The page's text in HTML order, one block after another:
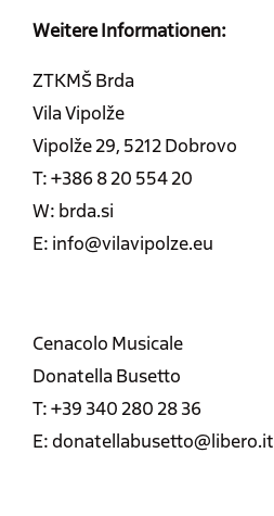
Weitere Informationen:
ZTKMŠ Brda
Vila Vipolže
Vipolže 29, 5212 Dobrovo
T: +386 8 20 554 20
W: brda.si
E: info@vilavipolze.eu
Cenacolo Musicale
Donatella Busetto
T: +39 340 280 28 36
E: donatellabusetto@libero.it